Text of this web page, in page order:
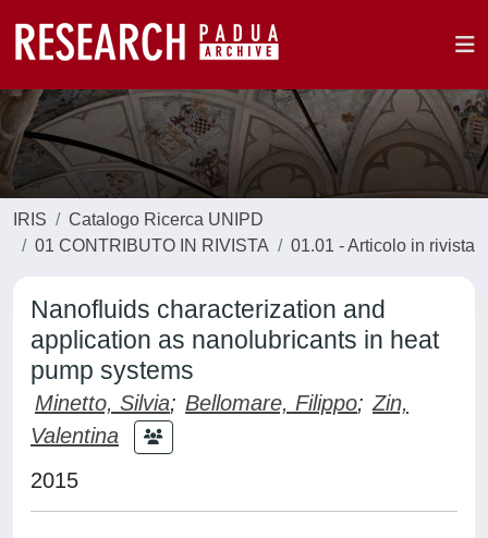
IRIS
Catalogo Ricerca UNIPD
01 CONTRIBUTO IN RIVISTA
01.01 - Articolo in rivista
Nanofluids characterization and
application as nanolubricants in heat
pump systems
Minetto, Silvia; Bellomare, Filippo; Zin,
Valentina
2015